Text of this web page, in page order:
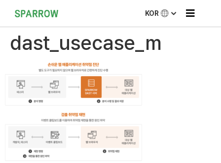
KOR
dast_usecase_m